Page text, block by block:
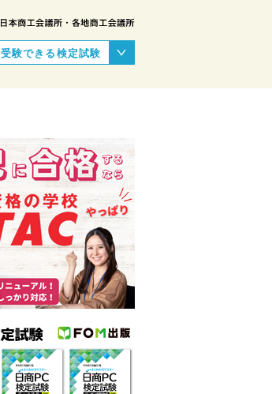
受験できる検定試験